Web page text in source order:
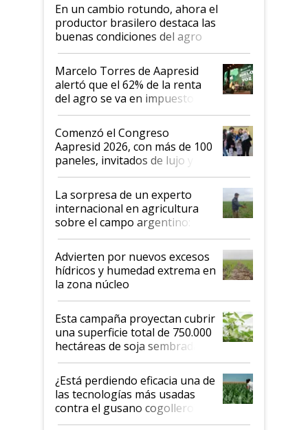
En un cambio rotundo, ahora el
productor brasilero destaca las
buenas condiciones del agro
argentino para invertir: "Los veo
más motivados"
Marcelo Torres de Aapresid
alertó que el 62% de la renta
del agro se va en impuestos:
"No es bueno que en
Argentina se sigan discutiendo
las mismas cosas de hace 50
años"
Comenzó el Congreso
Aapresid 2026, con más de 100
paneles, invitados de lujo y
todas las tendencias
La sorpresa de un experto
internacional en agricultura
sobre el campo argentino:
"Estoy muy impresionado"
Advierten por nuevos excesos
hídricos y humedad extrema en
la zona núcleo
Esta campaña proyectan cubrir
una superficie total de 750.000
hectáreas de soja sembradas
con una nueva generación de
variedades que marcan un
salto tecnológico en genética y
rendimiento
¿Está perdiendo eficacia una de
las tecnologías más usadas
contra el gusano cogollero? El
desafío de una tecnología clave